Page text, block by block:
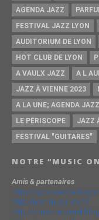
AGENDA JAZZ
FESTIVAL JAZZ LYON
AUDITORIUM DE LYON
HOT CLUB DE LYON
A VAULX JAZZ
A L
JAZZ À VIENNE 2023
A LA UNE; AGENDA JAZZ
LE PÉRISCOPE
JAZZ
FESTIVAL "GUITARES"
NOTRE “MUSIC
Amis & partenaires
https://
http://lyon-music.com/
http://